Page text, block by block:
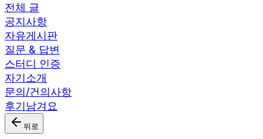
전체 글
공지사항
자유게시판
질문 & 답변
스터디 인증
자기소개
문의/건의사항
후기남겨요
뒤로